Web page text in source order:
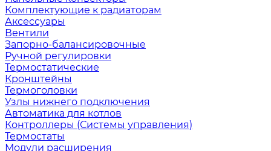
Комплектующие к радиаторам
Аксессуары
Вентили
Запорно-балансировочные
Ручной регулировки
Термостатические
Кронштейны
Термоголовки
Узлы нижнего подключения
Автоматика для котлов
Контроллеры (Системы управления)
Термостаты
Модули расширения